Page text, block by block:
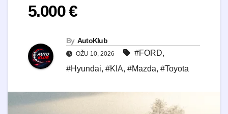
5.000 €
By AutoKlub
OŽU 10, 2026 #FORD,
#Hyundai, #KIA, #Mazda, #Toyota